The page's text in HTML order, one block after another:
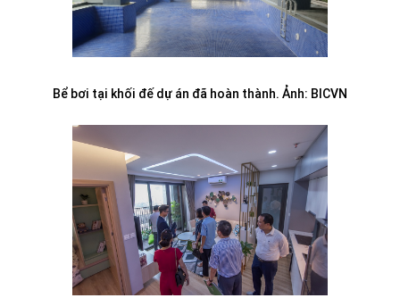
Bể bơi tại khối đế dự án đã hoàn thành. Ảnh: BICVN